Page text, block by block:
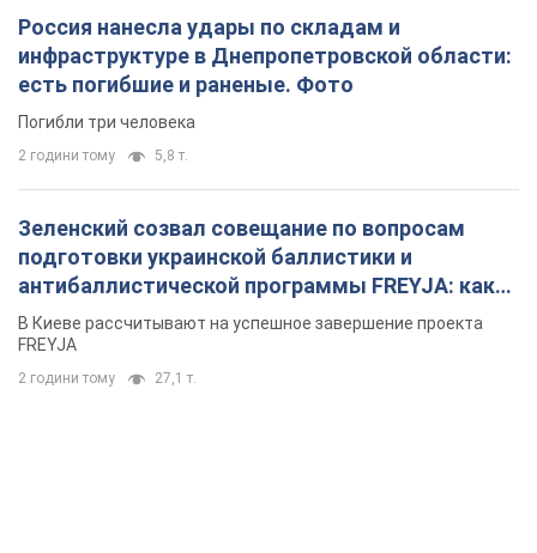
2 години тому 27,1 т.